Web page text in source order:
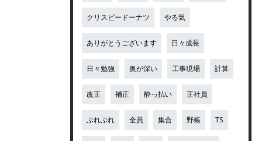
クリスピードーナツ やる気
ありがとうございます 日々成長
日々勉強 奥が深い 工事現場 計算
改正 補正 酔っ払い 正社員
ぶれぶれ 全員 集合 野帳 TS